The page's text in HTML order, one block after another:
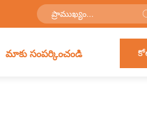
మాకు సంపర్కించండి